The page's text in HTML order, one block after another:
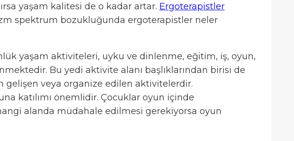
yaşam kalitesi de o kadar artar. Ergoterapistler
spektrum bozukluğunda ergoterapistler neler
yaşam aktiviteleri, uyku ve dinlenme, eğitim, iş, oyun,
Bu yedi aktivite alanı başlıklarından birisi de
gelişen veya organize edilen aktivitelerdir.
katılımı önemlidir. Çocuklar oyun içinde
alanda müdahale edilmesi gerekiyorsa oyun